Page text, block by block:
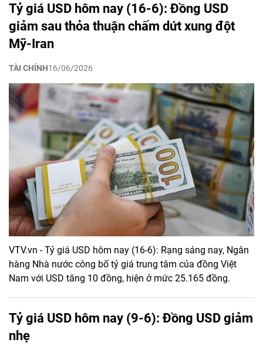
Tỷ giá USD hôm nay (16-6): Đồng USD
giảm sau thỏa thuận chấm dứt xung đột
Mỹ-Iran
TÀI CHÍNH16/06/2026
VTV.vn - Tỷ giá USD hôm nay (16-6): Rạng sáng nay, Ngân
hàng Nhà nước công bố tỷ giá trung tâm của đồng Việt
Nam với USD tăng 10 đồng, hiện ở mức 25.165 đồng.
Tỷ giá USD hôm nay (9-6): Đồng USD giảm
nhẹ